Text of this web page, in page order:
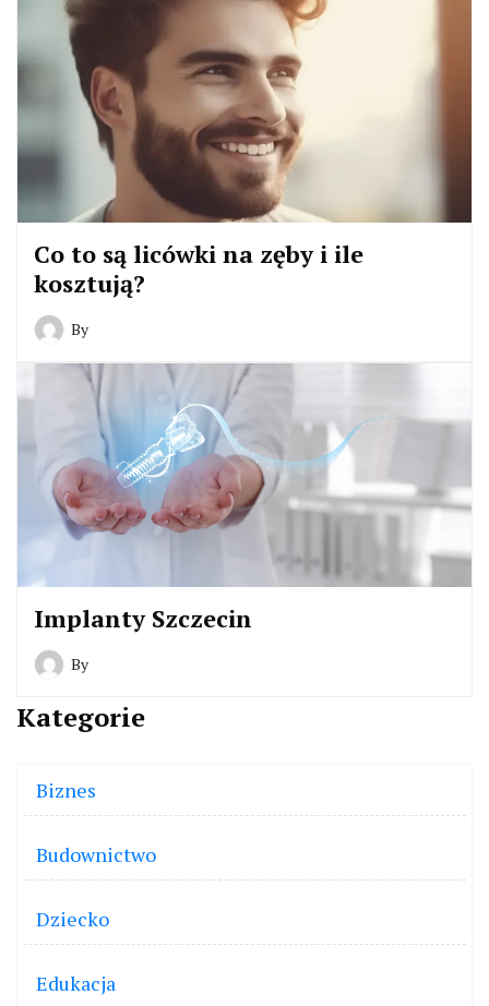
Co to są licówki na zęby i ile
kosztują?
By
Implanty Szczecin
By
Kategorie
Biznes
Budownictwo
Dziecko
Edukacja